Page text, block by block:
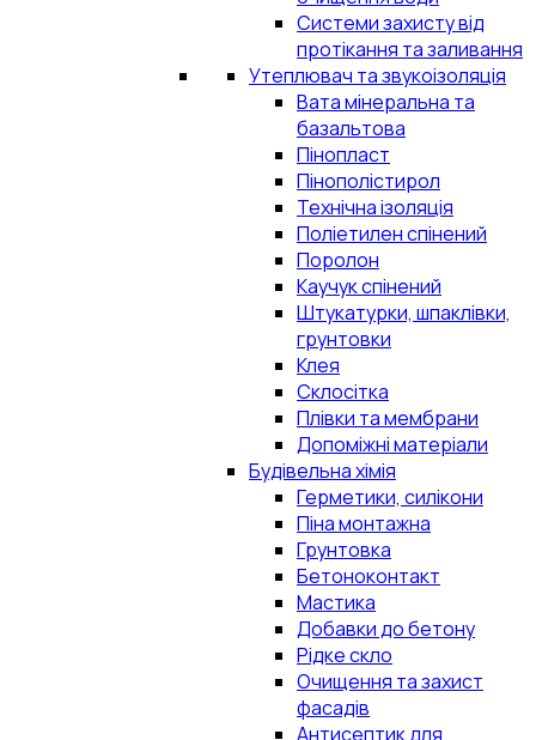
Системи захисту від
протікання та заливання
Утеплювач та звукоізоляція
Вата мінеральна та
базальтова
Пінопласт
Пінополістирол
Технічна ізоляція
Поліетилен спінений
Поролон
Каучук спінений
Штукатурки, шпаклівки,
грунтовки
Клея
Склосітка
Плівки та мембрани
Допоміжні матеріали
Будівельна хімія
Герметики, силікони
Піна монтажна
Грунтовка
Бетоноконтакт
Мастика
Добавки до бетону
Рідке скло
Очищення та захист
фасадів
Антисептик для